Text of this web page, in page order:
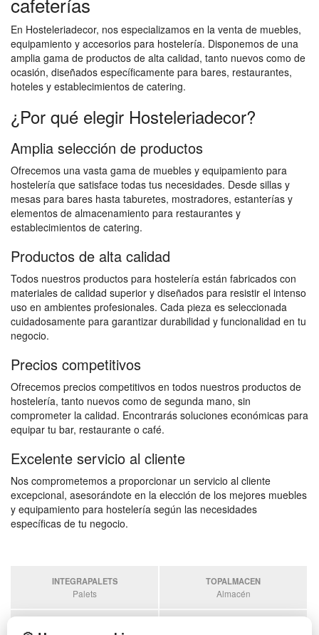
En Hosteleriadecor, nos especializamos en la venta de muebles,
equipamiento y accesorios para hostelería. Disponemos de una
amplia gama de productos de alta calidad, tanto nuevos como de
ocasión, diseñados específicamente para bares, restaurantes,
hoteles y establecimientos de catering.
¿Por qué elegir Hosteleriadecor?
Amplia selección de productos
Ofrecemos una vasta gama de muebles y equipamiento para
hostelería que satisface todas tus necesidades. Desde sillas y
mesas para bares hasta taburetes, mostradores, estanterías y
elementos de almacenamiento para restaurantes y
establecimientos de catering.
Productos de alta calidad
Todos nuestros productos para hostelería están fabricados con
materiales de calidad superior y diseñados para resistir el intenso
uso en ambientes profesionales. Cada pieza es seleccionada
cuidadosamente para garantizar durabilidad y funcionalidad en tu
negocio.
Precios competitivos
Ofrecemos precios competitivos en todos nuestros productos de
hostelería, tanto nuevos como de segunda mano, sin
comprometer la calidad. Encontrarás soluciones económicas para
equipar tu bar, restaurante o café.
Excelente servicio al cliente
Nos comprometemos a proporcionar un servicio al cliente
excepcional, asesorándote en la elección de los mejores muebles
y equipamiento para hostelería según las necesidades
específicas de tu negocio.
INTEGRAPALETS
Palets
TOPALMACEN
Almacén